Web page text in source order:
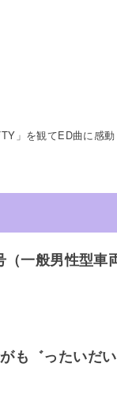
」を観てED曲に感
（一般男性型車
も゛ったいだい